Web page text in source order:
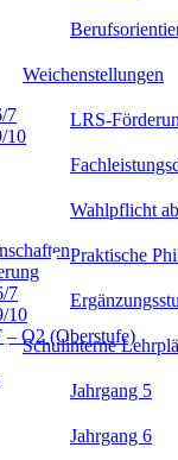
Weichenstellungen
LRS-
Wahlpflicht
Praktische
Schulinterne
Jahrgang 5
Jahrgang 6
7
10
7
10
– Q2 (Oberstufe)